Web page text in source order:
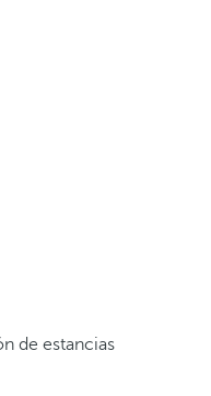
de estancias